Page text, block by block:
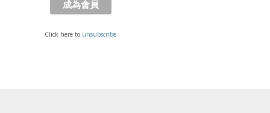
Click here to unsubscribe